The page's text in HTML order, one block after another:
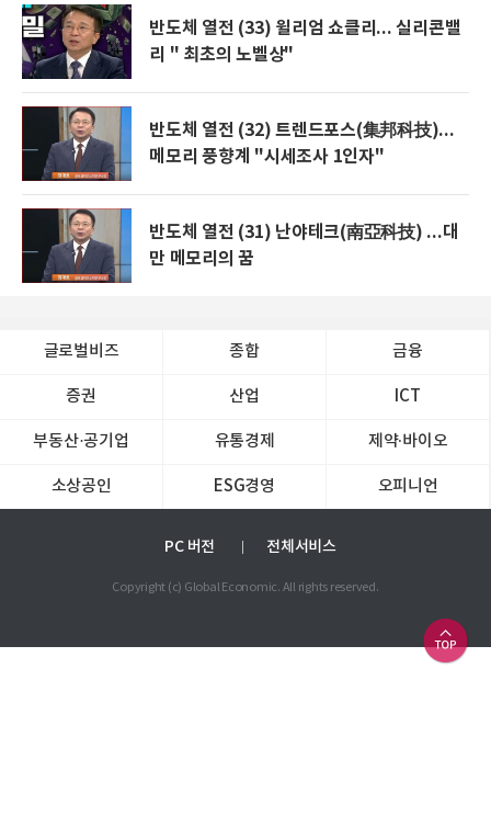
반도체 열전 (33) 윌리엄 쇼클리... 실리콘밸
리 " 최초의 노벨상"
반도체 열전 (32) 트렌드포스(集邦科技)...
메모리 풍향계 "시세조사 1인자"
반도체 열전 (31) 난야테크(南亞科技) ...대
만 메모리의 꿈
글로벌비즈 종합 금융
증권 산업 ICT
부동산·공기업 유통경제 제약∙바이오
소상공인 ESG경영 오피니언
PC 버전 전체서비스
Copyright (c) Global Economic. All rights reserved.